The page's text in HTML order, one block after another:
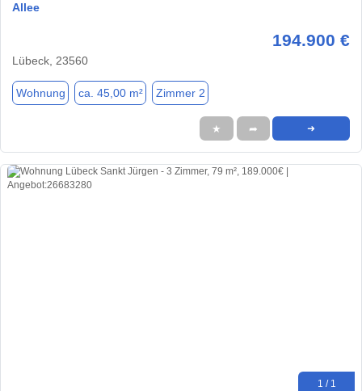
Allee
194.900 €
Lübeck, 23560
Wohnung ca. 45,00 m² Zimmer 2
★ ➦ ➜
1 / 1